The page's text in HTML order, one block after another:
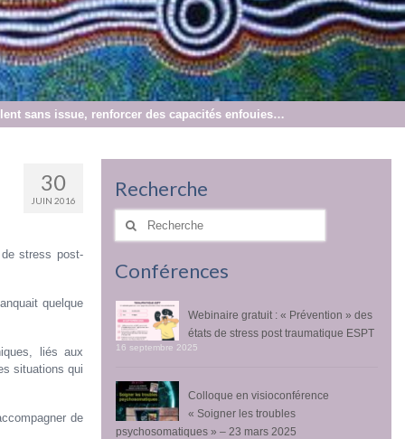
sans issue, renforcer des capacités enfouies…
30
JUIN 2016
stress post-
quelque
liés aux
situations qui
de
Recherche
Rechercher
Conférences
Webinaire gratuit : « Prévention » des
états de stress post traumatique ESPT
16 septembre 2025
Colloque en visioconférence
« Soigner les troubles
psychosomatiques » – 23 mars 2025